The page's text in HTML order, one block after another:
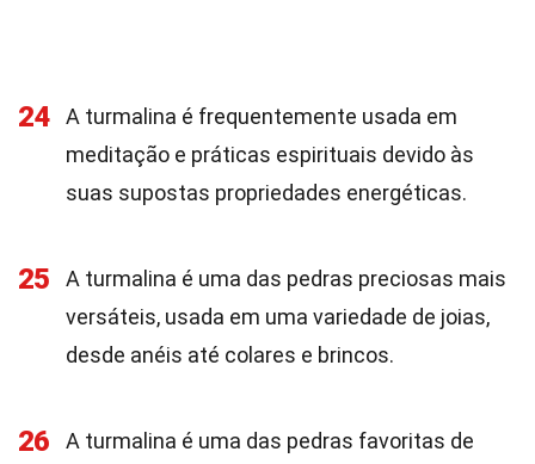
24
A turmalina é frequentemente usada em
meditação e práticas espirituais devido às
suas supostas propriedades energéticas.
25
A turmalina é uma das pedras preciosas mais
versáteis, usada em uma variedade de joias,
desde anéis até colares e brincos.
26
A turmalina é uma das pedras favoritas de